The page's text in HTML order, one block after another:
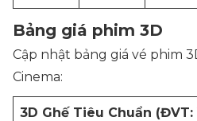
Bảng giá phim 3D
Cập nhật bảng giá vé phim
Cinema:
3D Ghế Tiêu Chuẩn (ĐVT: